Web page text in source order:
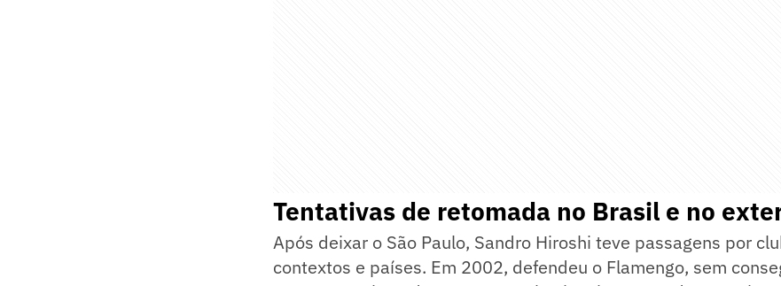
Tentativas de retomada no Brasil e no
Após deixar o São Paulo, Sandro Hiroshi teve passagens por
contextos e países. Em 2002, defendeu o Flamengo, sem